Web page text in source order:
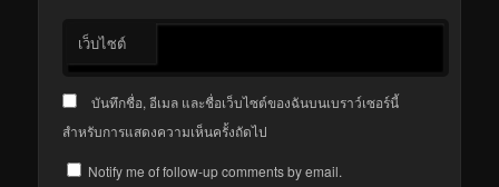
เว็บไซต์
บันทึกชื่อ, อีเมล และชื่อเว็บไซต์ของฉันบนเบราว์เซอร์นี้
สำหรับการแสดงความเห็นครั้งถัดไป
Notify me of follow-up comments by email.